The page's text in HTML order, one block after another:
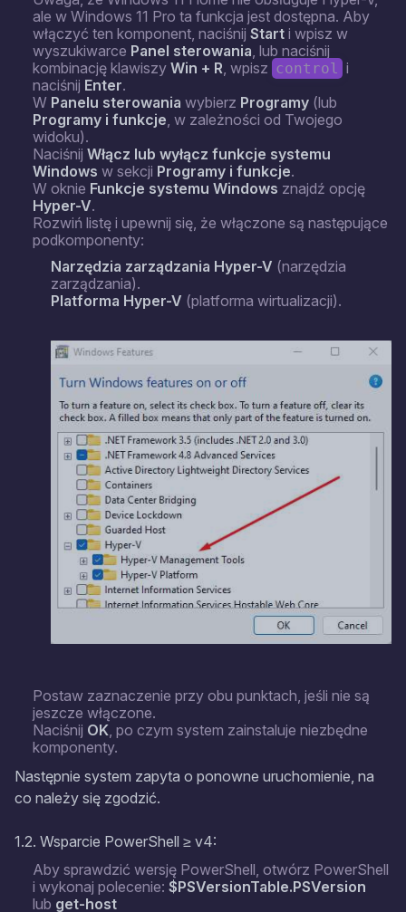
ale w Windows 11 Pro ta funkcja jest dostępna. Aby
włączyć ten komponent, naciśnij Start i wpisz w
wyszukiwarce Panel sterowania, lub naciśnij
kombinację klawiszy Win + R, wpisz control i
naciśnij Enter.
W Panelu sterowania wybierz Programy (lub
Programy i funkcje, w zależności od Twojego
widoku).
Naciśnij Włącz lub wyłącz funkcje systemu
Windows w sekcji Programy i funkcje.
W oknie Funkcje systemu Windows znajdź opcję
Hyper-V.
Rozwiń listę i upewnij się, że włączone są następujące
podkomponenty:
Narzędzia zarządzania Hyper-V (narzędzia
zarządzania).
Platforma Hyper-V (platforma wirtualizacji).
Postaw zaznaczenie przy obu punktach, jeśli nie są
jeszcze włączone.
Naciśnij OK, po czym system zainstaluje niezbędne
komponenty.
Następnie system zapyta o ponowne uruchomienie, na
co należy się zgodzić.
1.2. Wsparcie PowerShell ≥ v4:
Aby sprawdzić wersję PowerShell, otwórz PowerShell
i wykonaj polecenie: $PSVersionTable.PSVersion
lub get-host